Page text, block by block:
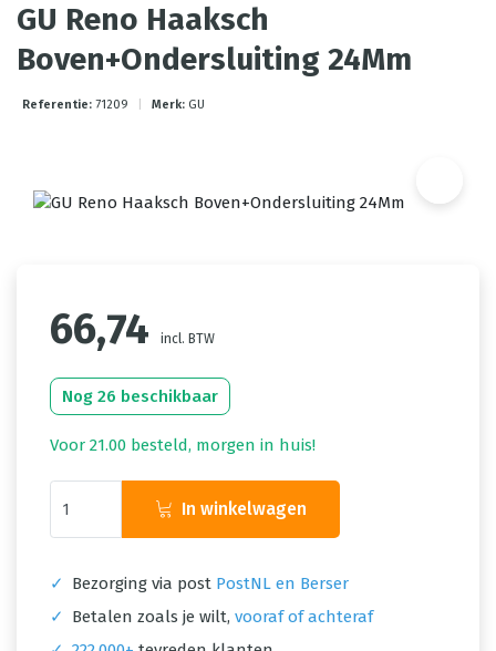
GU Reno Haaksch
Boven+Ondersluiting 24Mm
Referentie: 71209 Merk: GU
66,74 incl. BTW
Nog 26 beschikbaar
Voor 21.00 besteld, morgen in huis!
In winkelwagen
✓ Bezorging via post PostNL en Berser
✓
Betalen zoals je wilt, vooraf of achteraf